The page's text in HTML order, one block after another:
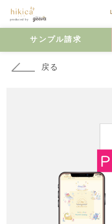
サンプル請求
戻る